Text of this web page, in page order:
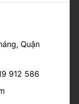
Quận
912 586